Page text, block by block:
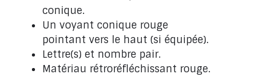
conique.
Un voyant conique rouge
pointant vers le haut (si équipée).
Lettre(s) et nombre pair.
Matériau rétroréfléchissant rouge.